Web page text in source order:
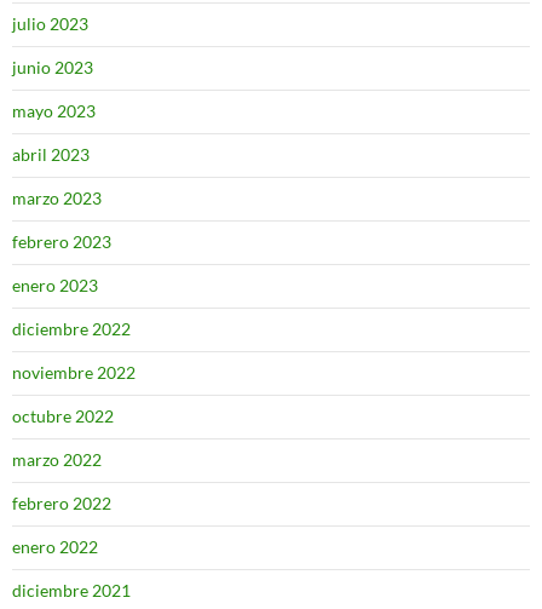
julio 2023
junio 2023
mayo 2023
abril 2023
marzo 2023
febrero 2023
enero 2023
diciembre 2022
noviembre 2022
octubre 2022
marzo 2022
febrero 2022
enero 2022
diciembre 2021